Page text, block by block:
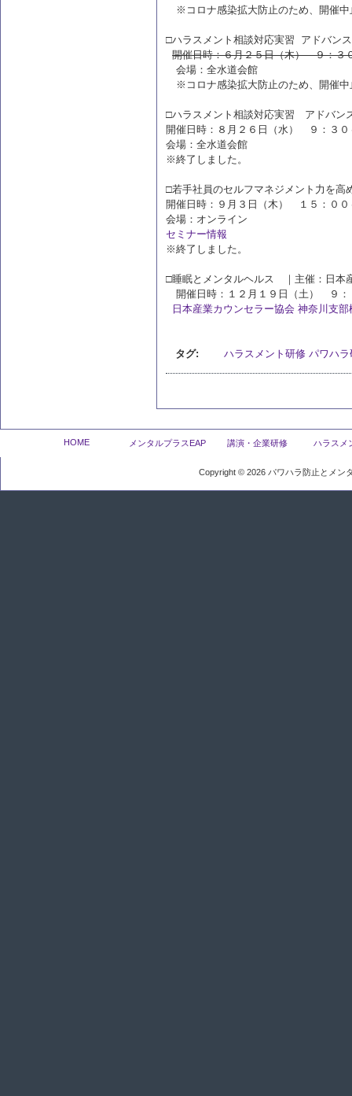
※コロナ感染拡大防止のため、開催中
□ハラスメント相談対応実習 アドバン
開催日時：６月２５日（木） ９：３
会場：全水道会館
※コロナ感染拡大防止のため、開催中
□ハラスメント相談対応実習 アドバン
開催日時：８月２６日（水） ９：３０
会場：全水道会館
※終了しました。
□若手社員のセルフマネジメント力を高
開催日時：９月３日（木） １５：００
会場：オンライン
セミナー情報
※終了しました。
□睡眠とメンタルヘルス ｜主催：日本
開催日時：１２月１９日（土） ９：
日本産業カウンセラー協会 神奈川支
タグ: ハラスメント研修 パワハラ
HOME メンタルプラスEAP 講演・企業研修 ハラスメ
Copyright © 2026 パワハラ防止とメン